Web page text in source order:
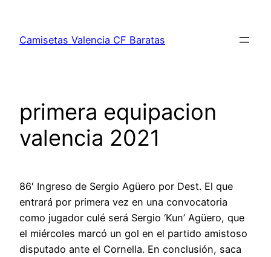
contenido
Camisetas Valencia CF Baratas
primera equipacion
valencia 2021
86′ Ingreso de Sergio Agüero por Dest. El que
entrará por primera vez en una convocatoria
como jugador culé será Sergio ‘Kun’ Agüero, que
el miércoles marcó un gol en el partido amistoso
disputado ante el Cornella. En conclusión, saca